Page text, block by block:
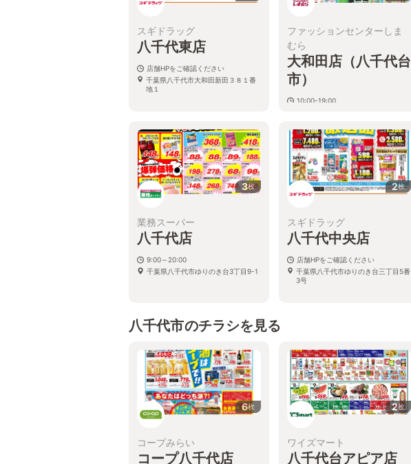
スギドラッグ
八千代東店
店舗HPをご確認ください
千葉県八千代市大和田新田３８１番
地１
ファッションセンターしま
むら
大和田店（八千代台
市）
10:00-19:00
3枚
業務スーパー
八千代店
9:00～20:00
千葉県八千代市ゆりのき台3丁目9-1
2枚
スギドラッグ
八千代中央店
店舗HPをご確認ください
千葉県八千代市ゆりのき台三丁目5番
3号
八千代市のチラシを見る
6枚
コープみらい
コープ八千代店
2枚
ワイズマート
八千代台アピア店